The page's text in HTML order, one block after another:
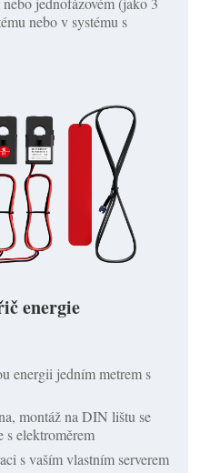
nebo v systému s
energie
energii jedním metrem s
montáž na DIN lištu se
s elektroměrem
s vaším vlastním serverem